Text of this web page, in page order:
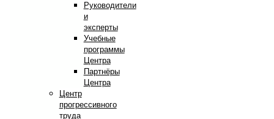
Руководители
и
эксперты
Учебные
программы
Центра
Партнёры
Центра
Центр
прогрессивного
труда